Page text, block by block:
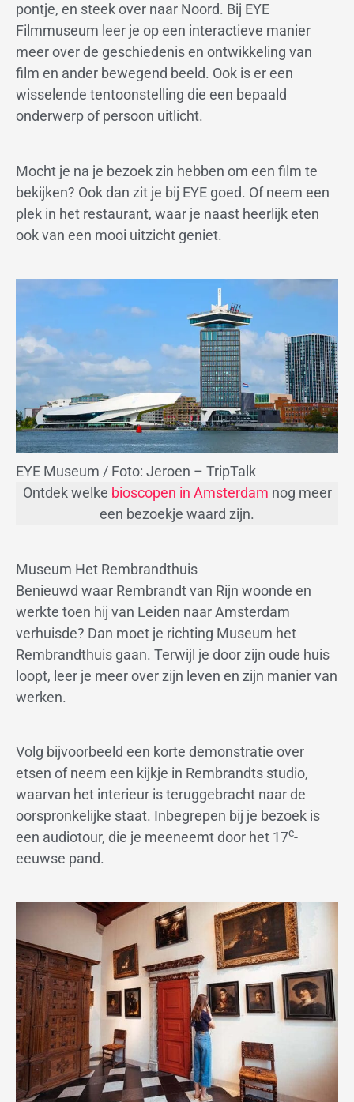
pontje, en steek over naar Noord. Bij EYE
Filmmuseum leer je op een interactieve manier
meer over de geschiedenis en ontwikkeling van
film en ander bewegend beeld. Ook is er een
wisselende tentoonstelling die een bepaald
onderwerp of persoon uitlicht.
Mocht je na je bezoek zin hebben om een film te
bekijken? Ook dan zit je bij EYE goed. Of neem een
plek in het restaurant, waar je naast heerlijk eten
ook van een mooi uitzicht geniet.
EYE Museum / Foto: Jeroen – TripTalk
Ontdek welke bioscopen in Amsterdam nog meer
een bezoekje waard zijn.
Museum Het Rembrandthuis
Benieuwd waar Rembrandt van Rijn woonde en
werkte toen hij van Leiden naar Amsterdam
verhuisde? Dan moet je richting Museum het
Rembrandthuis gaan. Terwijl je door zijn oude huis
loopt, leer je meer over zijn leven en zijn manier van
werken.
Volg bijvoorbeeld een korte demonstratie over
etsen of neem een kijkje in Rembrandts studio,
waarvan het interieur is teruggebracht naar de
oorspronkelijke staat. Inbegrepen bij je bezoek is
een audiotour, die je meeneemt door het 17e-
eeuwse pand.